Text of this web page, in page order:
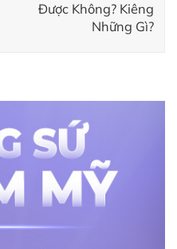
Được Không? Kiêng
Những Gì?